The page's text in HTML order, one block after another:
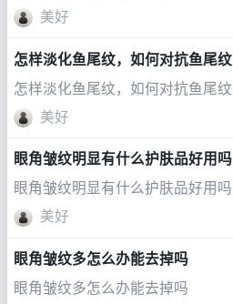
美好
怎样淡化鱼尾纹，如何对抗鱼尾纹
怎样淡化鱼尾纹，如何对抗鱼尾纹
美好
眼角皱纹明显有什么护肤品好用吗
眼角皱纹明显有什么护肤品好用吗
美好
眼角皱纹多怎么办能去掉吗
眼角皱纹多怎么办能去掉吗